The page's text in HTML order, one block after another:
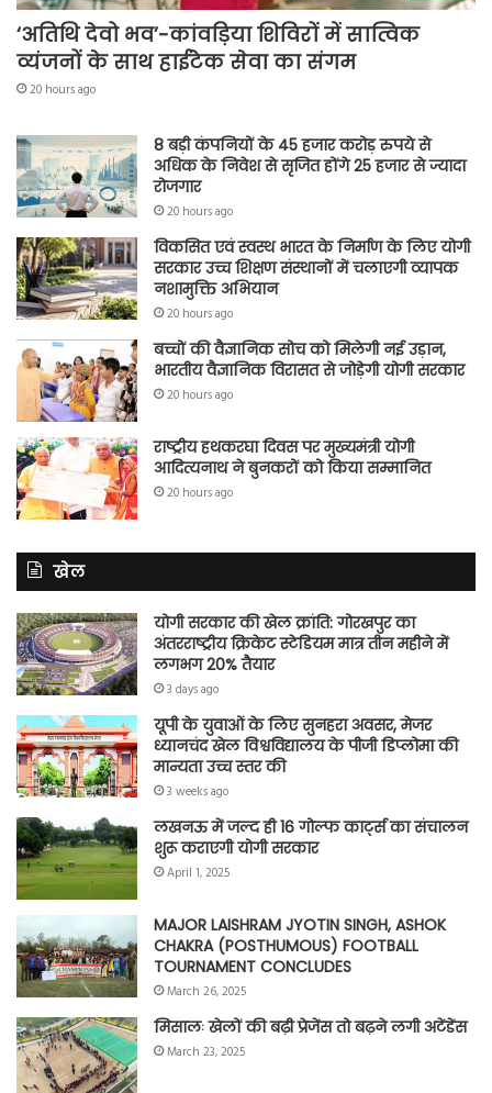
‘अतिथि देवो भव’-कांवड़िया शिविरों में सात्विक
व्यंजनों के साथ हाईटेक सेवा का संगम
20 hours ago
8 बड़ी कंपनियों के 45 हजार करोड़ रुपये से
अधिक के निवेश से सृजित होंगे 25 हजार से ज्यादा
रोजगार
20 hours ago
विकसित एवं स्वस्थ भारत के निर्माण के लिए योगी
सरकार उच्च शिक्षण संस्थानों में चलाएगी व्यापक
नशामुक्ति अभियान
20 hours ago
बच्चों की वैज्ञानिक सोच को मिलेगी नई उड़ान,
भारतीय वैज्ञानिक विरासत से जोड़ेगी योगी सरकार
20 hours ago
राष्ट्रीय हथकरघा दिवस पर मुख्यमंत्री योगी
आदित्यनाथ ने बुनकरों को किया सम्मानित
20 hours ago
खेल
योगी सरकार की खेल क्रांति: गोरखपुर का
अंतरराष्ट्रीय क्रिकेट स्टेडियम मात्र तीन महीने में
लगभग 20% तैयार
3 days ago
यूपी के युवाओं के लिए सुनहरा अवसर, मेजर
ध्यानचंद खेल विश्वविद्यालय के पीजी डिप्लोमा की
मान्यता उच्च स्तर की
3 weeks ago
लखनऊ में जल्द ही 16 गोल्फ कार्ट्स का संचालन
शुरू कराएगी योगी सरकार
April 1, 2025
MAJOR LAISHRAM JYOTIN SINGH, ASHOK
CHAKRA (POSTHUMOUS) FOOTBALL
TOURNAMENT CONCLUDES
March 26, 2025
मिसालः खेलों की बढ़ी प्रेजेंस तो बढ़ने लगी अटेंडेंस
March 23, 2025